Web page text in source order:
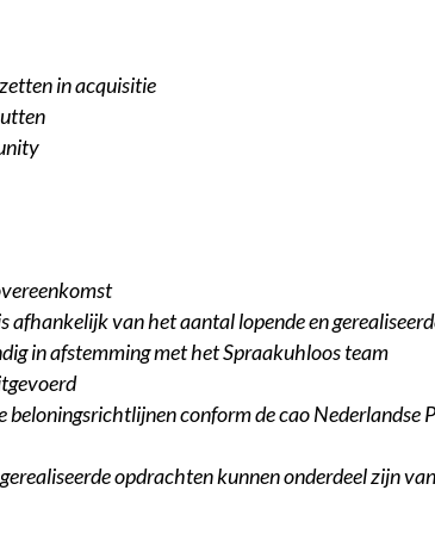
in acquisitie
afhankelijk van het aantal lopende en
in afstemming met het Spraakuhloos team
beloningsrichtlijnen conform de cao Nederlandse
opdrachten kunnen onderdeel zijn